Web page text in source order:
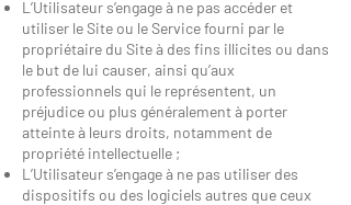
L’Utilisateur s’engage à ne pas accéder et
utiliser le Site ou le Service fourni par le
propriétaire du Site à des fins illicites ou dans
le but de lui causer, ainsi qu’aux
professionnels qui le représentent, un
préjudice ou plus généralement à porter
atteinte à leurs droits, notamment de
propriété intellectuelle ;
L’Utilisateur s’engage à ne pas utiliser des
dispositifs ou des logiciels autres que ceux